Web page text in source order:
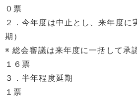
０票
２．今年度は中止とし、来年度に
期）
※ 総会審議は来年度に一括して承
１６票
３．半年程度延期
１票